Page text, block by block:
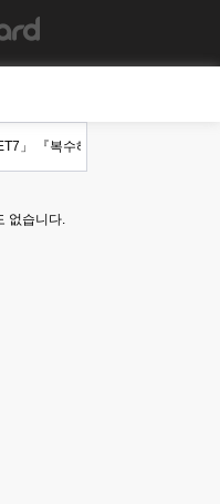
없습니다.